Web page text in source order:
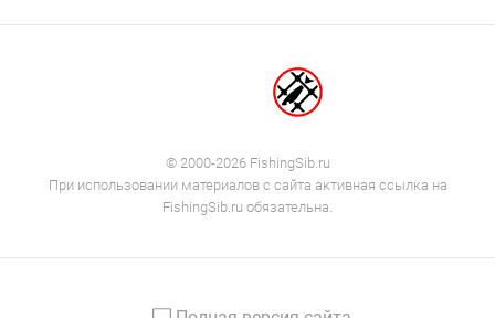
© 2000-2026 FishingSib.ru
При использовании материалов с сайта активная ссылка на
FishingSib.ru обязательна.